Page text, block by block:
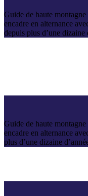
Guide de haute
encadre en alternance
depuis plus d’une dizaine
Guide de haute
encadre en alternance
plus d’une dizaine